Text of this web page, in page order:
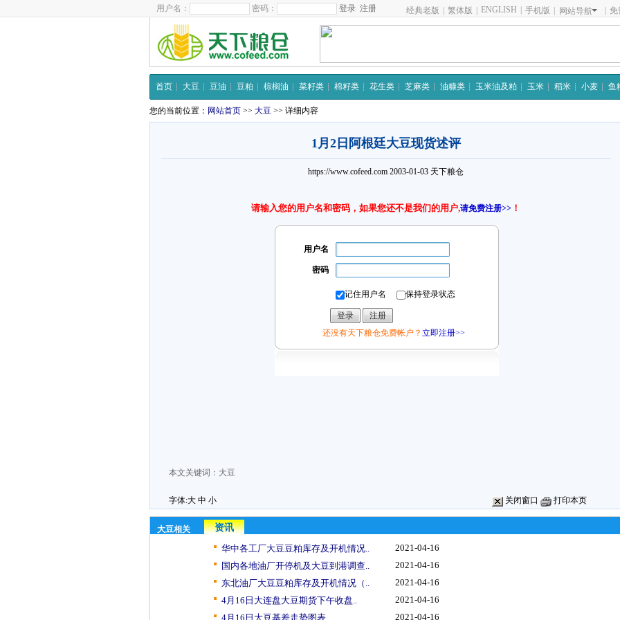
用户名： 密码： 注册 经典老版 繁体版 ENGLISH 手机版 网站导航 免
首页 大豆 豆油 豆粕 棕榈油 菜籽类 棉籽类 花生类 芝麻类 油糠类 玉米油及粕 玉米 稻米 小麦 鱼
您的当前位置： 网站首页 >> 大豆 >> 详细内容
1月2日阿根廷大豆现货述评
https://www.cofeed.com 2003-01-03 天下粮仓
请输入您的用户名和密码，如果您还不是我们的用户,请免费注册>> ！
用户名
密码
记住用户名 保持登录状态
还没有天下粮仓免费帐户？ 立即注册>>
本文关键词： 大豆
字体:大 中 小 关闭窗口 打印本页
大豆相关
资讯
华中各工厂大豆豆粕库存及开机情况..
2021-04-16
国内各地油厂开停机及大豆到港调查..
2021-04-16
东北油厂大豆豆粕库存及开机情况（..
2021-04-16
4月16日大连盘大豆期货下午收盘..
2021-04-16
4月16日大豆基差走势图表
2021-04-16